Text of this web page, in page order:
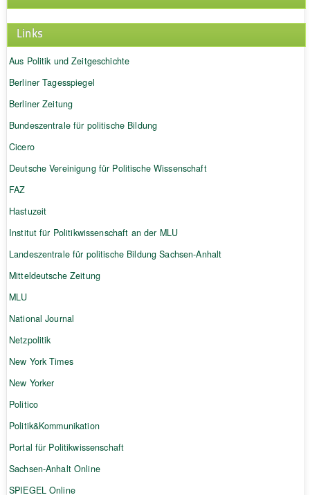
Links
Aus Politik und Zeitgeschichte
Berliner Tagesspiegel
Berliner Zeitung
Bundeszentrale für politische Bildung
Cicero
Deutsche Vereinigung für Politische Wissenschaft
FAZ
Hastuzeit
Institut für Politikwissenschaft an der MLU
Landeszentrale für politische Bildung Sachsen-Anhalt
Mitteldeutsche Zeitung
MLU
National Journal
Netzpolitik
New York Times
New Yorker
Politico
Politik&Kommunikation
Portal für Politikwissenschaft
Sachsen-Anhalt Online
SPIEGEL Online